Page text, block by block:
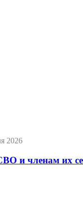
2026
и членам их